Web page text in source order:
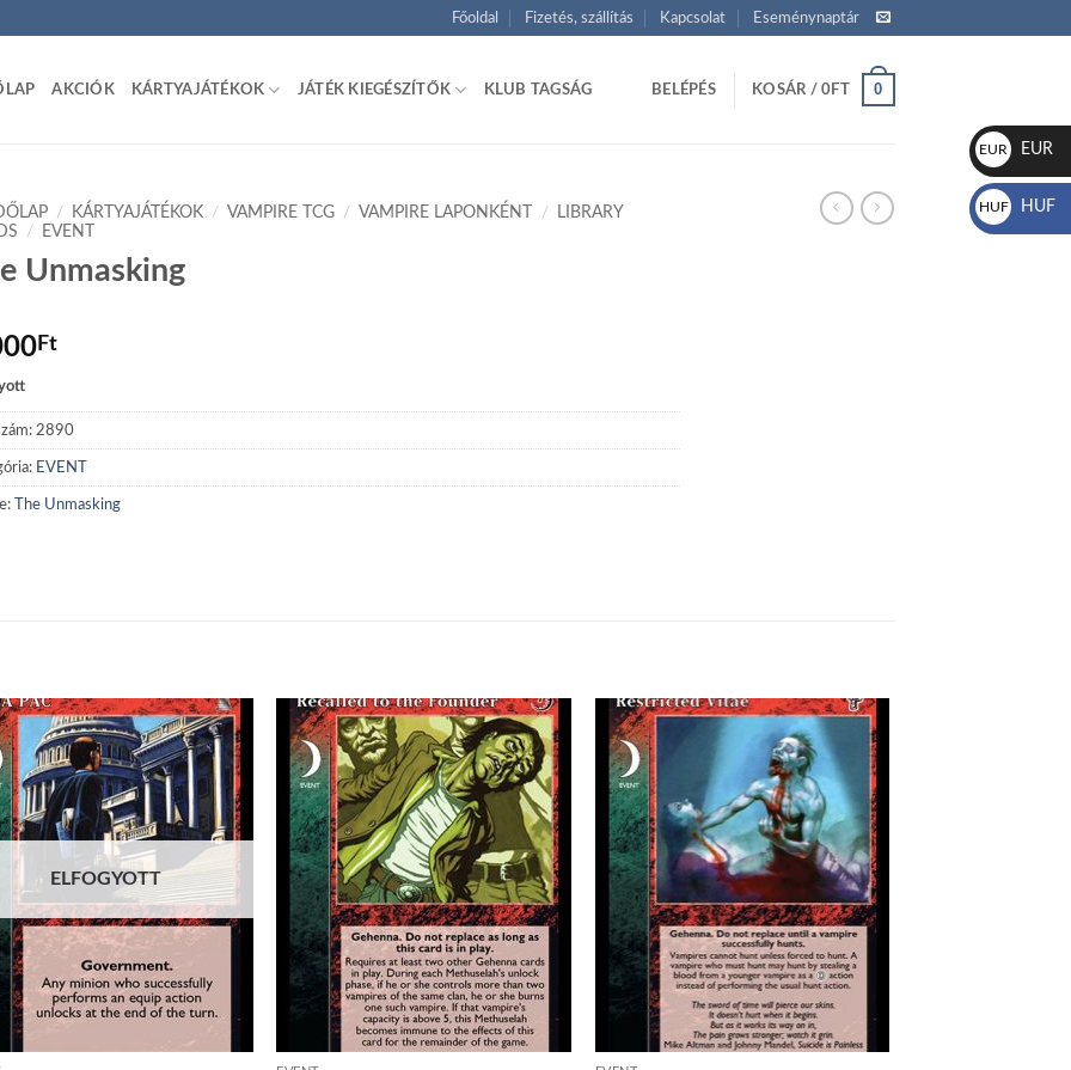
Főoldal Fizetés, szállítás Kapcsolat Eseménynaptár
AKCIÓK KÁRTYAJÁTÉKOK JÁTÉK KIEGÉSZÍTŐK KLUB TAGSÁG BELÉPÉS KOSÁR /0FT 0
/ KÁRTYAJÁTÉKOK / VAMPIRE TCG / VAMPIRE LAPONKÉNT /
LIBRARY
/ EVENT
Unmasking
Ft
2890
EVENT
The Unmasking
Add to
wishlist
ELFOGYOTT
Add to
wishlist
Add to
wishlist
EUR
€
EUR
HUF
Ft
HUF